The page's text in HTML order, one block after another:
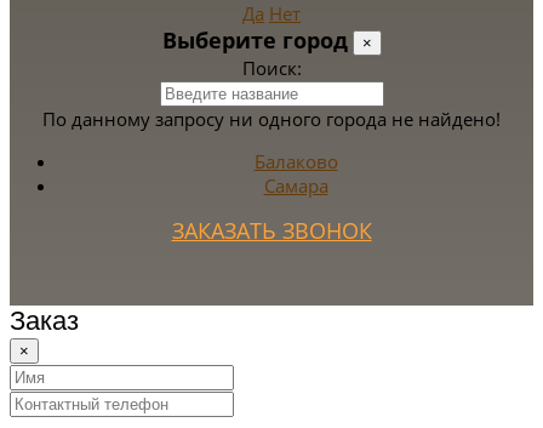
Да Нет
Выберите город ×
Поиск:
По данному запросу ни одного города не найдено!
Балаково
Самара
ЗАКАЗАТЬ ЗВОНОК
Заказ
×